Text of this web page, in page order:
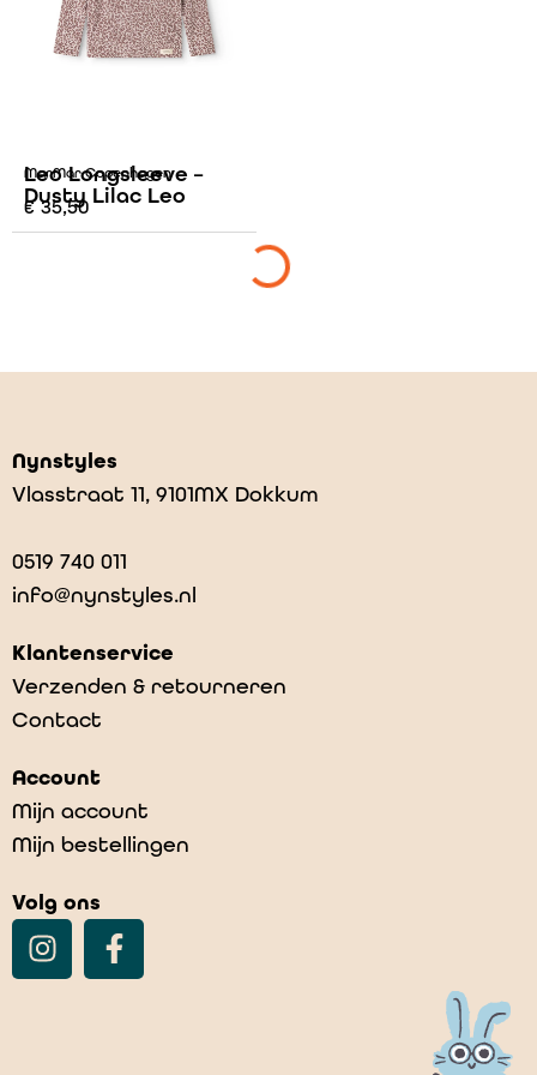
MarMar Copenhagen
Leo Longsleeve –
Dusty Lilac Leo
€35,50
Nynstyles
Vlasstraat 11, 9101MX Dokkum
0519 740 011
info@nynstyles.nl
Klantenservice
Verzenden & retourneren
Contact
Account
Mijn account
Mijn bestellingen
Volg ons